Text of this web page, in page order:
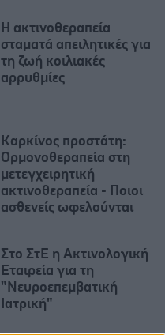
Η ακτινοθεραπεία
σταματά απειλητικές για
τη ζωή κοιλιακές
αρρυθμίες
Καρκίνος προστάτη:
Ορμονοθεραπεία στη
μετεγχειρητική
ακτινοθεραπεία - Ποιοι
ασθενείς ωφελούνται
Στο ΣτΕ η Ακτινολογική
Εταιρεία για τη
"Νευροεπεμβατική
Ιατρική"